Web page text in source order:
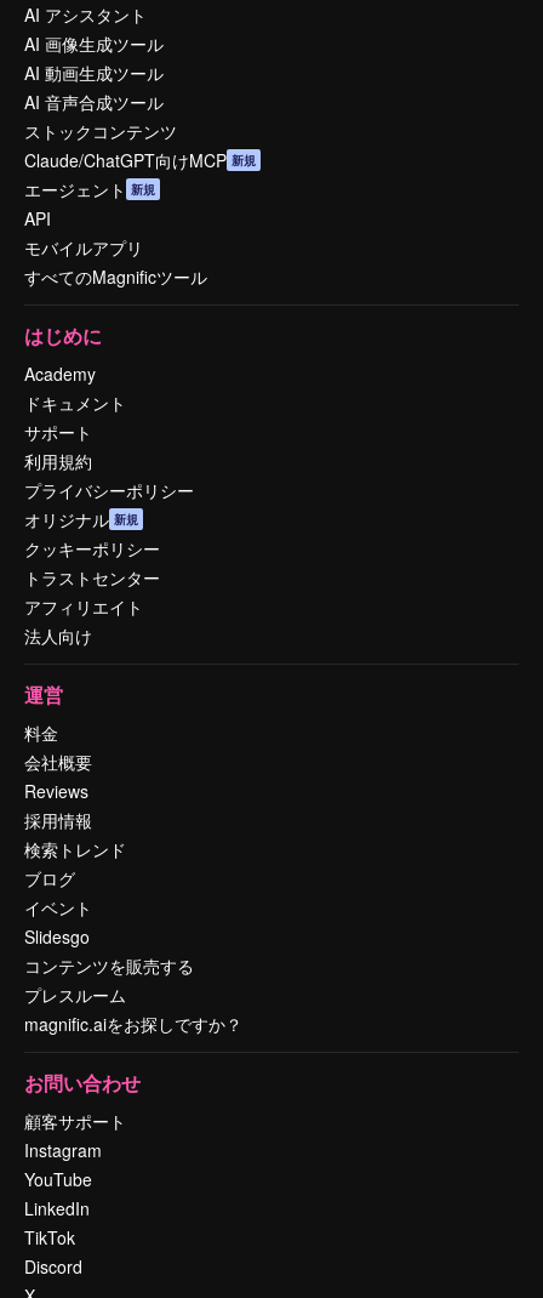
AI アシスタント
AI 画像生成ツール
AI 動画生成ツール
AI 音声合成ツール
ストックコンテンツ
Claude/ChatGPT向けMCP 新規
エージェント 新規
API
モバイルアプリ
すべてのMagnificツール
はじめに
Academy
ドキュメント
サポート
利用規約
プライバシーポリシー
オリジナル 新規
クッキーポリシー
トラストセンター
アフィリエイト
法人向け
運営
料金
会社概要
Reviews
採用情報
検索トレンド
ブログ
イベント
Slidesgo
コンテンツを販売する
プレスルーム
magnific.aiをお探しですか？
お問い合わせ
顧客サポート
Instagram
YouTube
LinkedIn
TikTok
Discord